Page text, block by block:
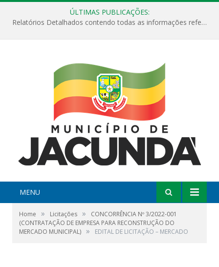
ÚLTIMAS PUBLICAÇÕES:
Relatórios Detalhados contendo todas as informações referentes a execução de recursos destinados ao fomento de projetos culturais no Município de Jacundá entre os anos de 2022 ao presente ano de 2026.
MENU
Home » Licitações »
CONCORRÊNCIA Nº 3/2022-001
(CONTRATAÇÃO DE EMPRESA PARA RECONSTRUÇÃO DO
MERCADO MUNICIPAL) » EDITAL DE LICITAÇÃO – MERCADO